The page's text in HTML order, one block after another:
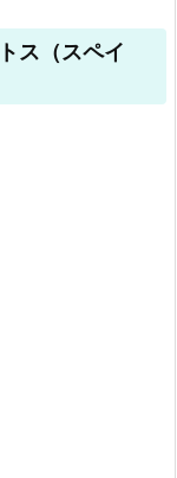
ス（スペイ